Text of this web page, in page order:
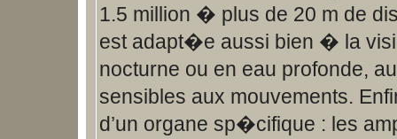
1.5 million � plus de 20 m de
est adapt�e aussi bien � la
nocturne ou en eau profonde,
sensibles aux mouvements.
d’un organe sp�cifique : les